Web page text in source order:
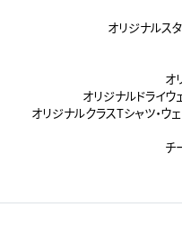
オリジナルス
オ
オリジナルドライウ
オリジナルクラスTシャツ・ウ
チ